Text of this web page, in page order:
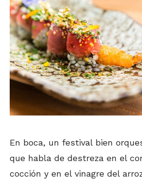
En boca, un festival bien
que habla de destreza en el
cocción y en el vinagre del